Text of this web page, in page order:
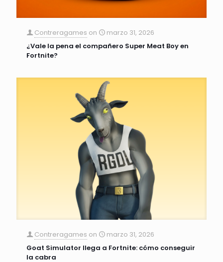
Contreragames on
marzo 31, 2026
¿Vale la pena el compañero Super Meat Boy en
Fortnite?
Contreragames on
marzo 31, 2026
Goat Simulator llega a Fortnite: cómo conseguir
la cabra